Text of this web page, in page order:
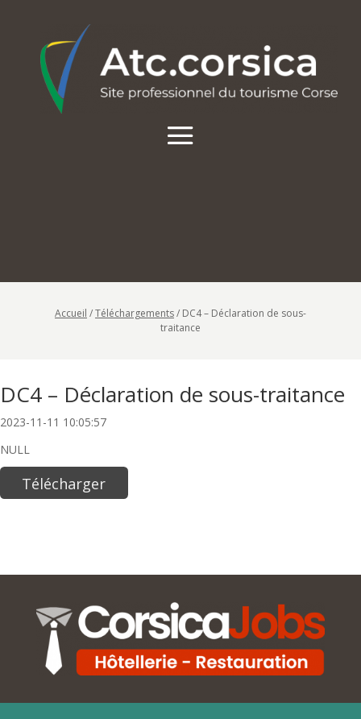
Accueil /Téléchargements/ DC4 – Déclaration de sous-
traitance
DC4 – Déclaration de sous-traitance
2023-11-11 10:05:57
NULL
Télécharger